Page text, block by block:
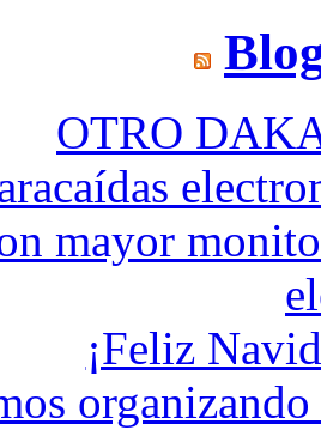
OTRO
mayor
¡Feliz